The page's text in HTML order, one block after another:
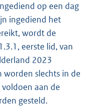
op een dag
ingediend het
wordt de
eerste lid, van
2023
slechts in de
aan de
gesteld.